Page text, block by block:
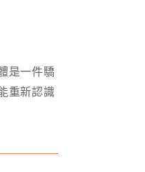
是一件驕
重新認識